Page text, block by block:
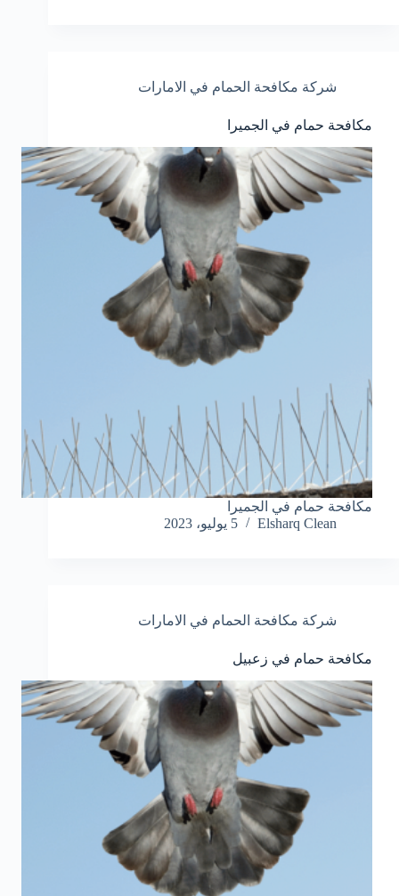
شركة مكافحة الحمام في الامارات
مكافحة حمام في الجميرا
مكافحة حمام في الجميرا
Elsharq Clean
5 يوليو، 2023
شركة مكافحة الحمام في الامارات
مكافحة حمام في زعبيل